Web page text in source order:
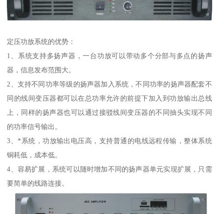
定压功放系统的优势：
1、系统支持多扬声器，一台功放可以带动多个分部与多点的扬声
器，信息发布范围大。
2、支持不同功率等级的扬声器加入系统，不同功率的扬声器配套不
同的线间变压器都可以在总功率允许的前提下加入到功放输出总线
上，同样的扬声器也可以通过接驳线间变压器的不同抽头实现不同
的功率信号输出。
3、*系统，功放输出电压高，支持普通的电线远程传输，整体系统
铜耗低，成本低。
4、容易扩展，系统可以随时增加不同的扬声器单元实现扩展，只需
要简单的线路连接。